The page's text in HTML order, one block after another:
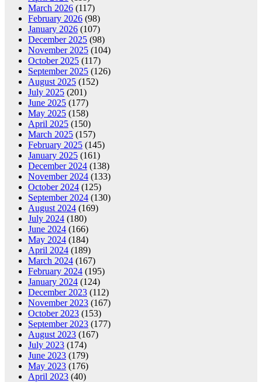
March 2026 (117)
February 2026 (98)
January 2026 (107)
December 2025 (98)
November 2025 (104)
October 2025 (117)
September 2025 (126)
August 2025 (152)
July 2025 (201)
June 2025 (177)
May 2025 (158)
April 2025 (150)
March 2025 (157)
February 2025 (145)
January 2025 (161)
December 2024 (138)
November 2024 (133)
October 2024 (125)
September 2024 (130)
August 2024 (169)
July 2024 (180)
June 2024 (166)
May 2024 (184)
April 2024 (189)
March 2024 (167)
February 2024 (195)
January 2024 (124)
December 2023 (112)
November 2023 (167)
October 2023 (153)
September 2023 (177)
August 2023 (167)
July 2023 (174)
June 2023 (179)
May 2023 (176)
April 2023 (40)